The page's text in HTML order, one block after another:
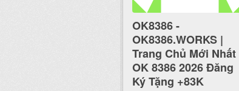
OK8386 -
OK8386.WORKS |
Trang Chủ Mới Nhất
OK 8386 2026 Đăng
Ký Tặng +83K